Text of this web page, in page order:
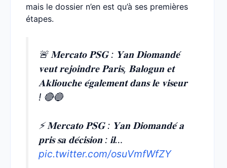
mais le dossier n’en est qu’à ses premières
étapes.
🚨 𝐌𝐞𝐫𝐜𝐚𝐭𝐨 𝐏𝐒𝐆 : 𝐘𝐚𝐧 𝐃𝐢𝐨𝐦𝐚𝐧𝐝𝐞́
𝐯𝐞𝐮𝐭 𝐫𝐞𝐣𝐨𝐢𝐧𝐝𝐫𝐞 𝐏𝐚𝐫𝐢𝐬, 𝐁𝐚𝐥𝐨𝐠𝐮𝐧 𝐞𝐭
𝐀𝐤𝐥𝐢𝐨𝐮𝐜𝐡𝐞 𝐞́𝐠𝐚𝐥𝐞𝐦𝐞𝐧𝐭 𝐝𝐚𝐧𝐬 𝐥𝐞 𝐯𝐢𝐬𝐞𝐮𝐫
! 🔴🔵
⚡ 𝐌𝐞𝐫𝐜𝐚𝐭𝐨 𝐏𝐒𝐆 : 𝐘𝐚𝐧 𝐃𝐢𝐨𝐦𝐚𝐧𝐝𝐞́ 𝐚
𝐩𝐫𝐢𝐬 𝐬𝐚 𝐝𝐞́𝐜𝐢𝐬𝐢𝐨𝐧 : 𝐢𝐥…
pic.twitter.com/osuVmfWfZY